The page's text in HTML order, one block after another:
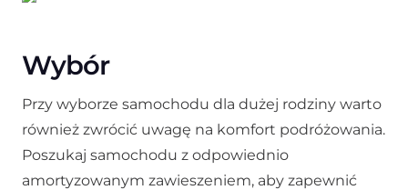
Wybór
Przy wyborze samochodu dla dużej rodziny warto
również zwrócić uwagę na komfort podróżowania.
Poszukaj samochodu z odpowiednio
amortyzowanym zawieszeniem, aby zapewnić